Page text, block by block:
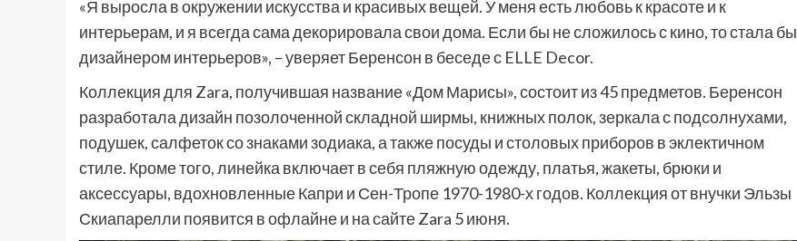
«Я выросла в окружении искусства и красивых вещей. У меня есть любовь к красоте и к
интерьерам, и я всегда сама декорировала свои дома. Если бы не сложилось с кино, то стала бы
дизайнером интерьеров», – уверяет Беренсон в беседе с ELLE Decor.
Коллекция для Zara, получившая название «Дом Марисы», состоит из 45 предметов. Беренсон
разработала дизайн позолоченной складной ширмы, книжных полок, зеркала с подсолнухами,
подушек, салфеток со знаками зодиака, а также посуды и столовых приборов в эклектичном
стиле. Кроме того, линейка включает в себя пляжную одежду, платья, жакеты, брюки и
аксессуары, вдохновленные Капри и Сен-Тропе 1970-1980-х годов. Коллекция от внучки Эльзы
Скиапарелли появится в офлайне и на сайте Zara 5 июня.